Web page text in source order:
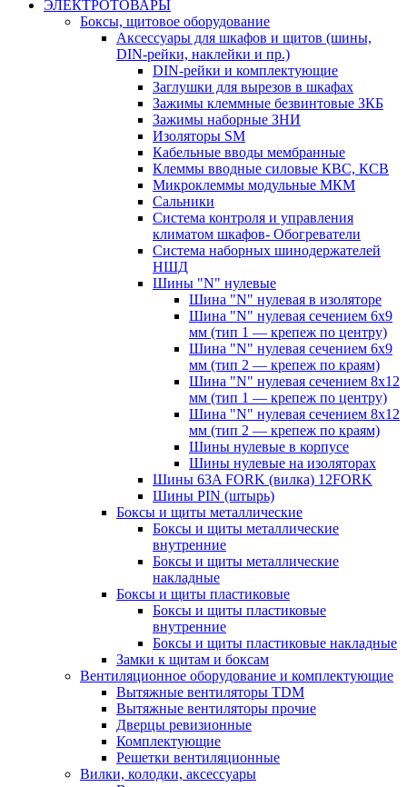
ЭЛЕКТРОТОВАРЫ
Боксы, щитовое оборудование
Аксессуары для шкафов и щитов (шины,
DIN-рейки, наклейки и пр.)
DIN-рейки и комплектующие
Заглушки для вырезов в шкафах
Зажимы клеммные безвинтовые ЗКБ
Зажимы наборные ЗНИ
Изоляторы SM
Кабельные вводы мембранные
Клеммы вводные силовые КВС, КСВ
Микроклеммы модульные МКМ
Сальники
Система контроля и управления
климатом шкафов- Обогреватели
Система наборных шинодержателей
НШД
Шины "N" нулевые
Шина "N" нулевая в изоляторе
Шина "N" нулевая сечением 6х9
мм (тип 1 — крепеж по центру)
Шина "N" нулевая сечением 6х9
мм (тип 2 — крепеж по краям)
Шина "N" нулевая сечением 8х12
мм (тип 1 — крепеж по центру)
Шина "N" нулевая сечением 8х12
мм (тип 2 — крепеж по краям)
Шины нулевые в корпусе
Шины нулевые на изоляторах
Шины 63A FORK (вилка) 12FORK
Шины PIN (штырь)
Боксы и щиты металлические
Боксы и щиты металлические
внутренние
Боксы и щиты металлические
накладные
Боксы и щиты пластиковые
Боксы и щиты пластиковые
внутренние
Боксы и щиты пластиковые накладные
Замки к щитам и боксам
Вентиляционное оборудование и комплектующие
Вытяжные вентиляторы TDM
Вытяжные вентиляторы прочие
Дверцы ревизионные
Комплектующие
Решетки вентиляционные
Вилки, колодки, аксессуары